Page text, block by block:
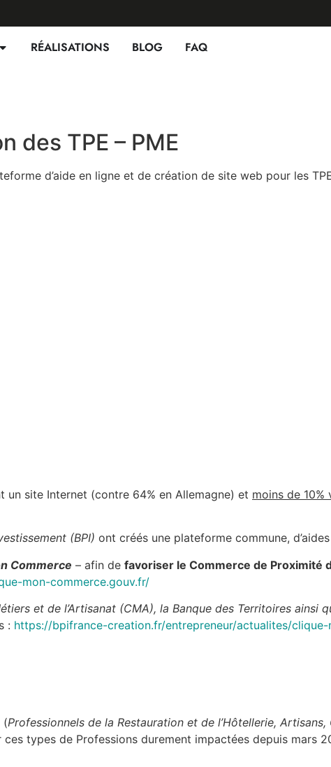
RÉALISATIONS BLOG FAQ
des TPE – PME
d’aide en ligne et de création de site web pour les
un site Internet (contre 64% en Allemagne) et moins de 10%
(BPI) ont créés une plateforme commune,
Commerce – afin de favoriser le Commerce de Proximité
mon-commerce.gouv.fr/
et de l’Artisanat (CMA), la Banque des Territoires ainsi
: https://bpifrance-creation.fr/entrepreneur/actualites/
(Professionnels de la Restauration et de l’Hôtellerie,
ces types de Professions durement impactées depuis mars